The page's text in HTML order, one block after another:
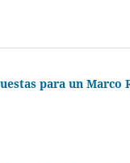
para un Marco